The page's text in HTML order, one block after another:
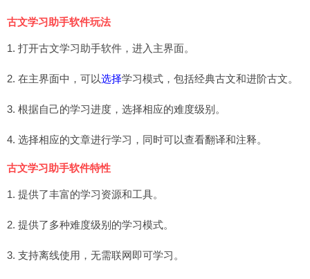
古文学习助手软件玩法
1. 打开古文学习助手软件，进入主界面。
2. 在主界面中，可以选择学习模式，包括经典古文和进阶古文。
3. 根据自己的学习进度，选择相应的难度级别。
4. 选择相应的文章进行学习，同时可以查看翻译和注释。
古文学习助手软件特性
1. 提供了丰富的学习资源和工具。
2. 提供了多种难度级别的学习模式。
3. 支持离线使用，无需联网即可学习。